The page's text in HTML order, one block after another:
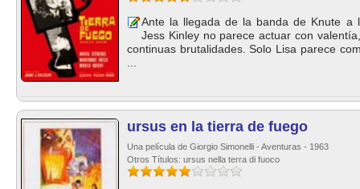
Ante la llegada de la banda de Knute a
Jess Kinley no parece actuar con
continuas brutalidades. Solo Lisa parece
ursus en la tierra de fuego
Una película de Giorgio Simonelli - Aventuras - 1963
Otros Títulos: ursus nella terra di fuoco